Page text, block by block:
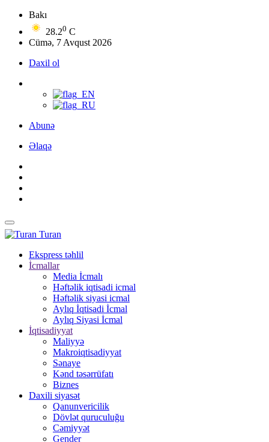
Bakı
28.20 C
Cümə, 7 Avqust 2026
Daxil ol
Abunə
Əlaqə
Turan
Ekspress təhlil
İcmallar
Media İcmalı
Həftəlik iqtisadi icmal
Həftəlik siyasi icmal
Aylıq İqtisadi İcmal
Aylıq Siyasi İcmal
İqtisadiyyat
Maliyyə
Makroiqtisadiyyat
Sənaye
Kənd təsərrüfatı
Biznes
Daxili siyasət
Qanunvericilik
Dövlət quruculuğu
Cəmiyyət
Gender